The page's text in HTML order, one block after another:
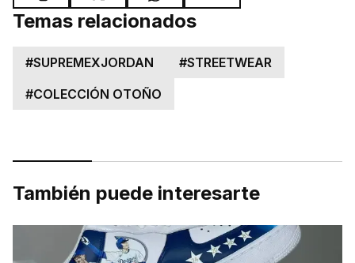
Temas relacionados
#SUPREMEXJORDAN #STREETWEAR
#COLECCIÓN OTOÑO
También puede interesarte